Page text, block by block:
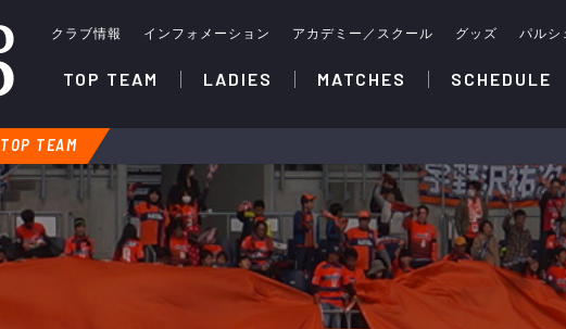
クラブ情報 インフォメーション アカデミー／スクール グッズ パルシ
TOP TEAM LADIES MATCHES SCHEDULE
TOP TEAM